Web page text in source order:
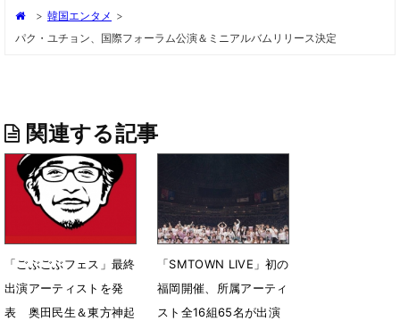
> 韓国エンタメ >
パク・ユチョン、国際フォーラム公演＆ミニアルバムリリース決定
関連する記事
「ごぶごぶフェス」最終
出演アーティストを発
表 奥田民生＆東方神起
「SMTOWN LIVE」初の
福岡開催、所属アーティ
スト全16組65名が出演